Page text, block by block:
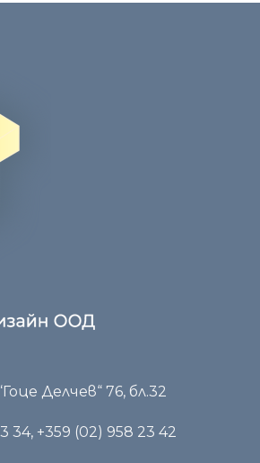
Делчев“ 76, бл.32
34, +359 (02) 958 23 42